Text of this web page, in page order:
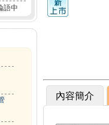
語中
內容簡介